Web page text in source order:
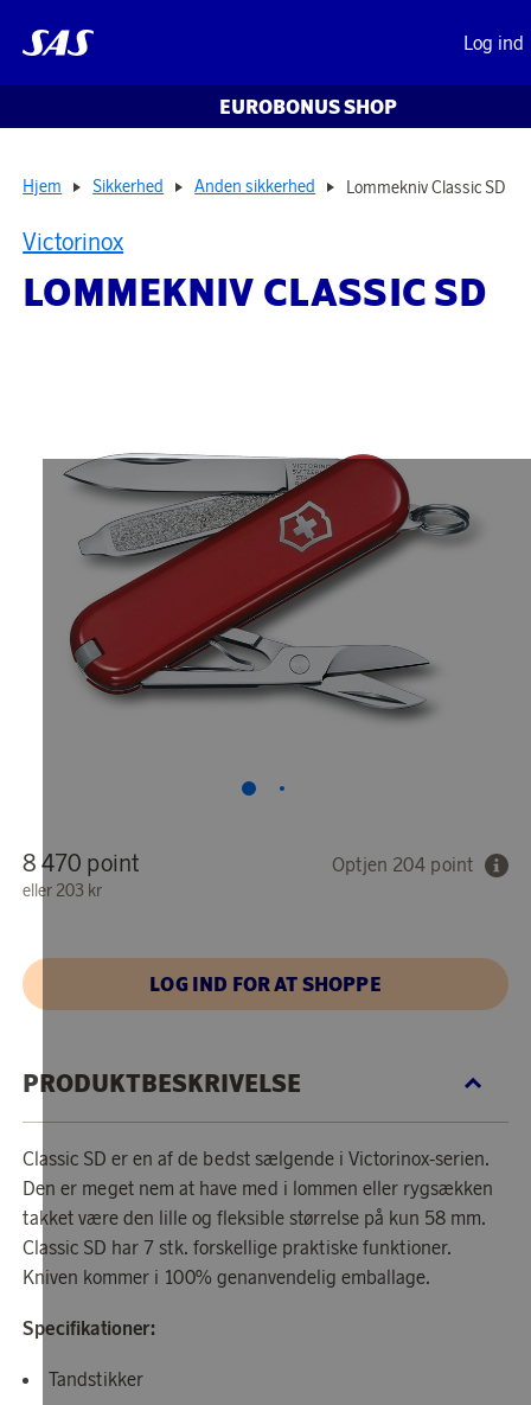
Log ind
EUROBONUS SHOP
Hjem Sikkerhed Anden sikkerhed Lommekniv Classic SD
Victorinox
LOMMEKNIV CLASSIC SD
8 470 point
eller 203 kr
Optjen 204 point
LOG IND FOR AT SHOPPE
PRODUKTBESKRIVELSE
Classic SD er en af ​​de bedst sælgende i Victorinox-serien.
Den er meget nem at have med i lommen eller rygsækken
takket være den lille og fleksible størrelse på kun 58 mm.
Classic SD har 7 stk. forskellige praktiske funktioner.
Kniven kommer i 100% genanvendelig emballage.
Specifikationer:
Tandstikker